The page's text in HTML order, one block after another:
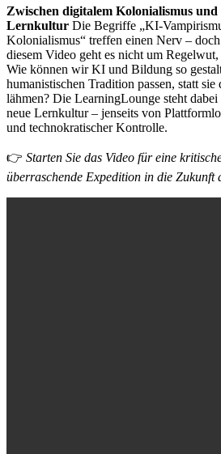
Zwischen digitalem Kolonialismus
Lernkultur Die Begriffe „KI-
Kolonialismus“ treffen einen Nerv –
diesem Video geht es nicht um
Wie können wir KI und Bildung so
humanistischen Tradition passen, statt
lähmen? Die LearningLounge steht
neue Lernkultur – jenseits von
und technokratischer Kontrolle.
👉 Starten Sie das Video für eine
überraschende Expedition in die Zukunft